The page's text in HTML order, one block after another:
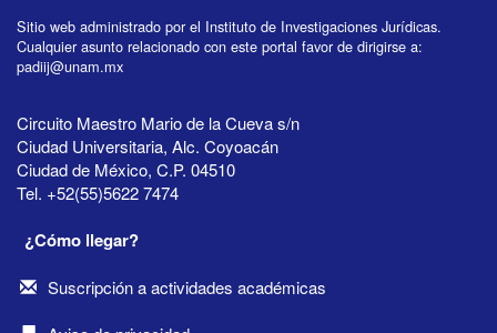
Sitio web administrado por el Instituto de Investigaciones Jurídicas.
Cualquier asunto relacionado con este portal favor de dirigirse a:
padiij@unam.mx
Circuito Maestro Mario de la Cueva s/n
Ciudad Universitaria, Alc. Coyoacán
Ciudad de México, C.P. 04510
Tel. +52(55)5622 7474
¿Cómo llegar?
Suscripción a actividades académicas